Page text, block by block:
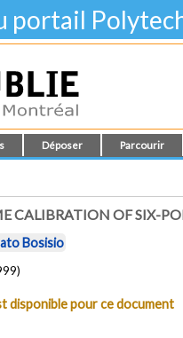
portail
Déposer Parcourir
CALIBRATION OF SIX-
Bosisio
disponible pour ce document